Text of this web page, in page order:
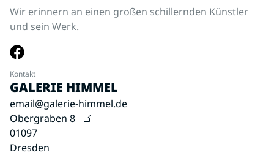
Wir erinnern an einen großen schillernden Künstler
und sein Werk.
Kontakt
GALERIE HIMMEL
email@galerie-himmel.de
Obergraben 8
01097
Dresden